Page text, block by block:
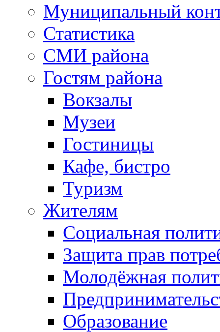
Муниципальный
Статистика
СМИ района
Гостям района
Вокзалы
Музеи
Гостиницы
Кафе, бистро
Туризм
Жителям
Социальная
Защита прав
Молодёжная
Образование